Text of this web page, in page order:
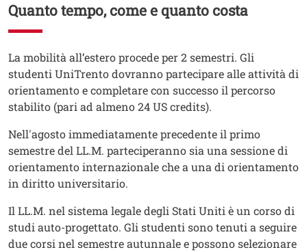
Quanto tempo, come e quanto costa
Testo
La mobilità all’estero procede per 2 semestri. Gli
studenti UniTrento dovranno partecipare alle attività di
orientamento e completare con successo il percorso
stabilito (pari ad almeno 24 US credits).
Nell'agosto immediatamente precedente il primo
semestre del LL.M. parteciperanno sia una sessione di
orientamento internazionale che a una di orientamento
in diritto universitario.
Il LL.M. nel sistema legale degli Stati Uniti è un corso di
studi auto-progettato. Gli studenti sono tenuti a seguire
due corsi nel semestre autunnale e possono selezionare